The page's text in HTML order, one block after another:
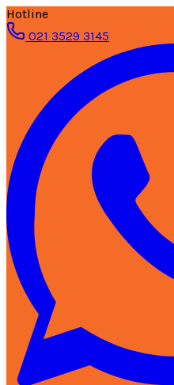
Hotline
021 3529 3145